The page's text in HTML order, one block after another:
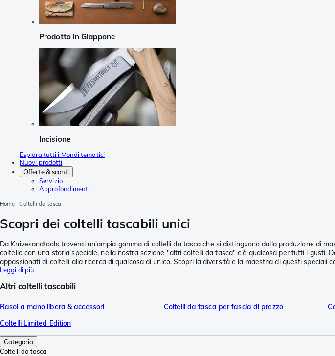
Prodotto in Giappone
Incisione
Esplora tutti i Mondi tematici
Nuovi prodotti
Offerte & sconti
Servizio
Approfondimenti
Home Coltelli da tasca
Scopri dei coltelli tascabili unici
Da Knivesandtools troverai un'ampia gamma di coltelli da tasca che si distinguono dalla produzione di
coltello con una storia speciale, nella nostra sezione "altri coltelli da tasca" c'è qualcosa per tutti i gusti.
appassionati di coltelli alla ricerca di qualcosa di unico. Scopri la diversità e la maestria di questi speciali
Leggi di più
Altri coltelli tascabili
Rasoi a mano libera & accessori Coltelli da tasca per fascia di prezzo
Coltelli Limited Edition
Categoria
Coltelli da tasca